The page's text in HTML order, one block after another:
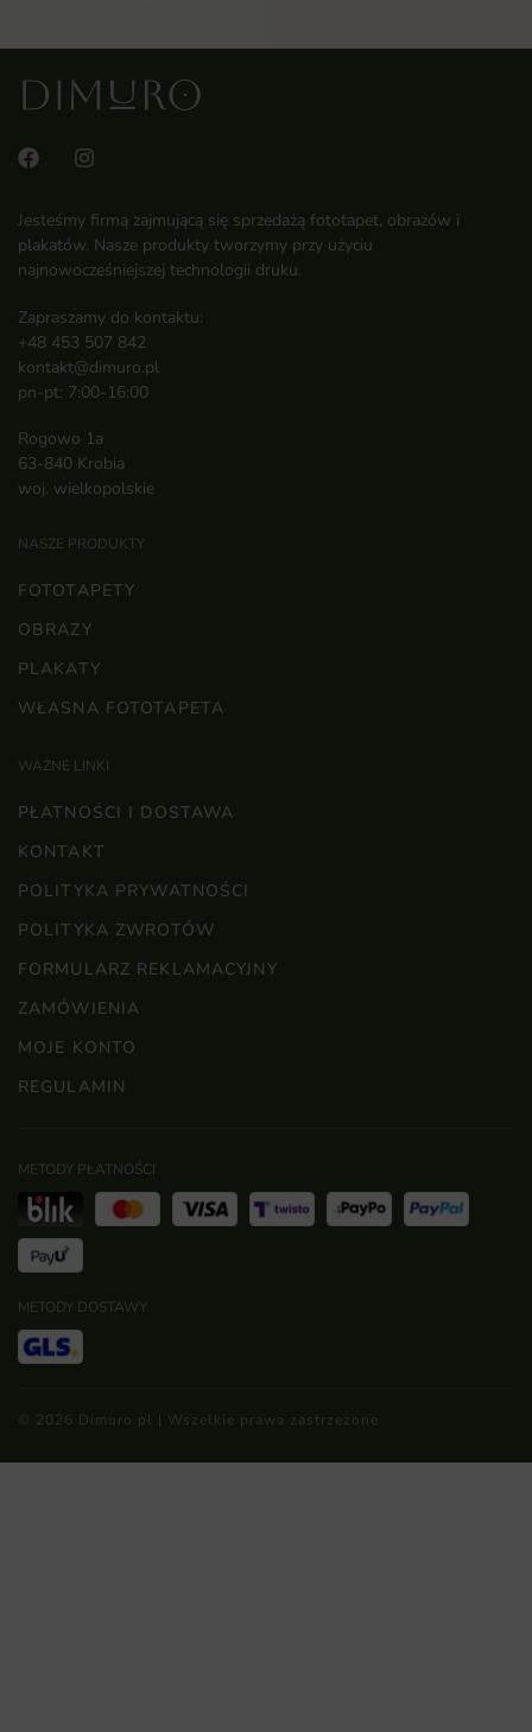
Jesteśmy firmą zajmującą się sprzedażą fototapet, obrazów i
plakatów. Nasze produkty tworzymy przy użyciu
najnowocześniejszej technologii druku.
Zapraszamy do kontaktu:
+48 453 507 842
kontakt@dimuro.pl
pn-pt: 7:00-16:00
Rogowo 1a
63-840 Krobia
woj. wielkopolskie
NASZE PRODUKTY
FOTOTAPETY
OBRAZY
PLAKATY
WŁASNA FOTOTAPETA
WAŻNE LINKI
PŁATNOŚCI I DOSTAWA
KONTAKT
POLITYKA PRYWATNOŚCI
POLITYKA ZWROTÓW
FORMULARZ REKLAMACYJNY
ZAMÓWIENIA
MOJE KONTO
REGULAMIN
METODY PŁATNOŚCI
METODY DOSTAWY
© 2026 Dimuro.pl | Wszelkie prawa zastrzeżone